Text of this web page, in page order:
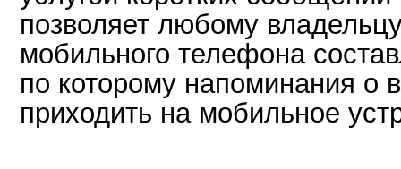
позволяет любому
мобильного телефона
по которому напоминания о
приходить на мобильное